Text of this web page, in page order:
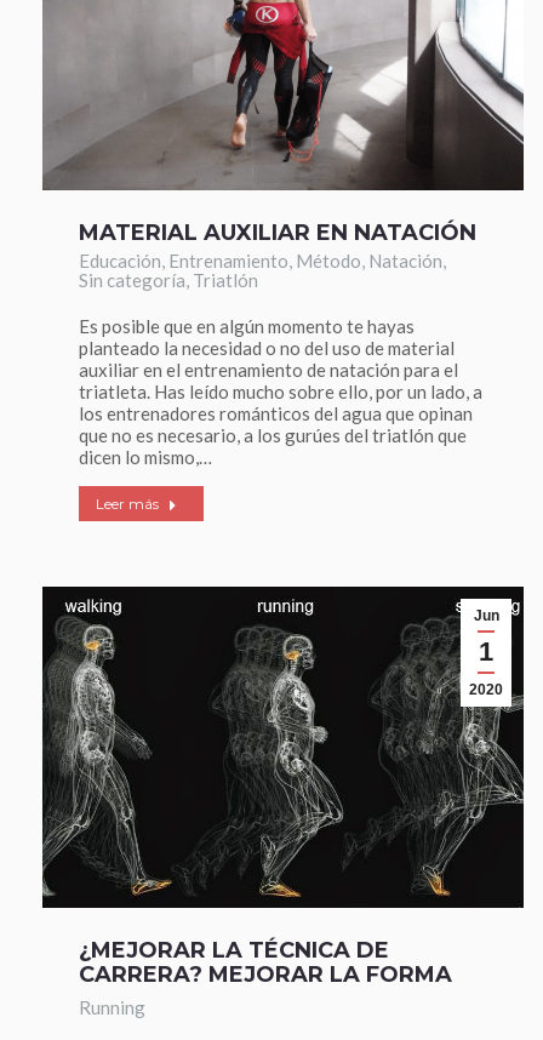
MATERIAL AUXILIAR EN NATACIÓN
Educación, Entrenamiento, Método, Natación,
Sin categoría, Triatlón
Es posible que en algún momento te hayas
planteado la necesidad o no del uso de material
auxiliar en el entrenamiento de natación para el
triatleta. Has leído mucho sobre ello, por un lado, a
los entrenadores románticos del agua que opinan
que no es necesario, a los gurúes del triatlón que
dicen lo mismo,…
Leer más
Jun
1
2020
¿MEJORAR LA TÉCNICA DE
CARRERA? MEJORAR LA FORMA
Running